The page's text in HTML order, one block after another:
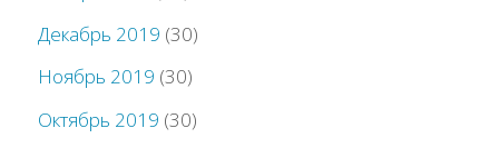
Декабрь 2019 (30)
Ноябрь 2019 (30)
Октябрь 2019 (30)